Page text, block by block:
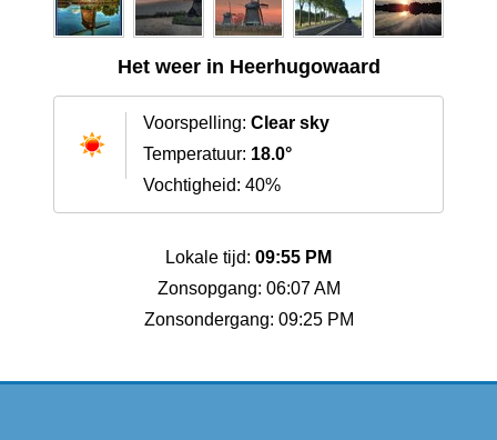
Het weer in Heerhugowaard
Voorspelling: Clear sky
Temperatuur: 18.0°
Vochtigheid: 40%
Lokale tijd: 09:55 PM
Zonsopgang: 06:07 AM
Zonsondergang: 09:25 PM